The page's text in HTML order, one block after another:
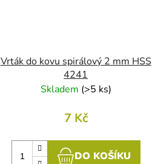
Vrták do kovu spirálový 2 mm HSS
4241
Skladem (>5 ks)
7 Kč
DO KOŠÍKU